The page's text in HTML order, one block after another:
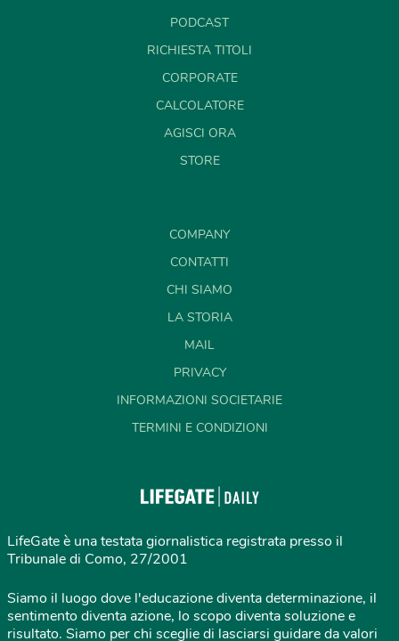
PODCAST
RICHIESTA TITOLI
CORPORATE
CALCOLATORE
AGISCI ORA
STORE
COMPANY
CONTATTI
CHI SIAMO
LA STORIA
MAIL
PRIVACY
INFORMAZIONI SOCIETARIE
TERMINI E CONDIZIONI
LifeGate è una testata giornalistica registrata presso il
Tribunale di Como, 27/2001
Siamo il luogo dove l'educazione diventa determinazione, il
sentimento diventa azione, lo scopo diventa soluzione e
risultato. Siamo per chi sceglie di lasciarsi guidare da valori